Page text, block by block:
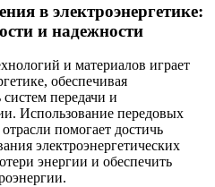
в электроэнергетике:
и надежности
и материалов играет
обеспечивая
передачи и
Использование передовых
помогает достичь
электроэнергетических
энергии и обеспечить